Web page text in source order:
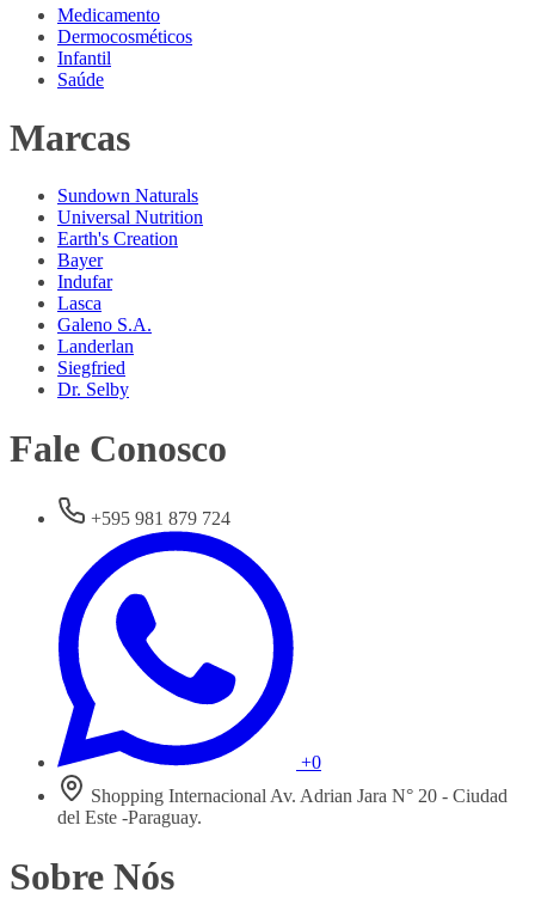
Medicamento
Dermocosméticos
Infantil
Saúde
Marcas
Sundown Naturals
Universal Nutrition
Earth's Creation
Bayer
Indufar
Lasca
Galeno S.A.
Landerlan
Siegfried
Dr. Selby
Fale Conosco
+595 981 879 724
+0
Shopping Internacional Av. Adrian Jara N° 20 - Ciudad
del Este -Paraguay.
Sobre Nós